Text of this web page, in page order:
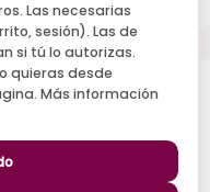
y el tratamiento de mi
. Puedo darme de baja
Las necesarias
sesión). Las de
si tú lo autorizas.
quieras desde
Más información